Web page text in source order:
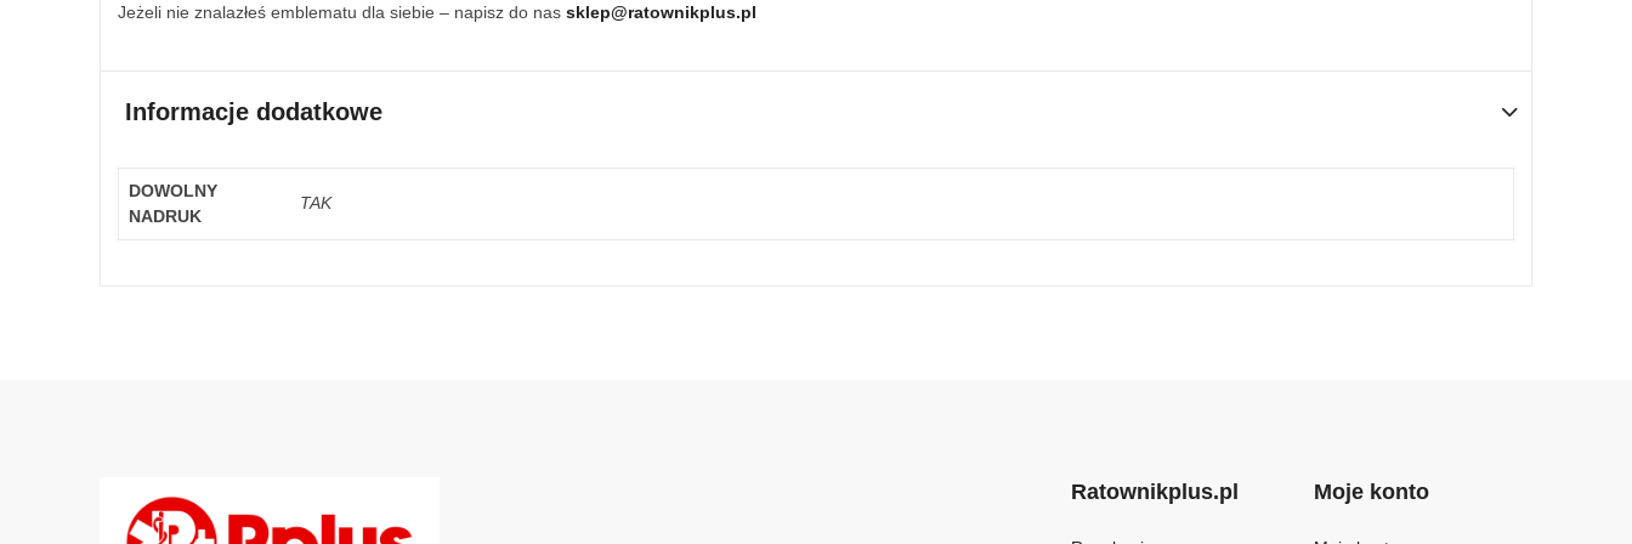
Jeżeli nie znalazłeś emblematu dla siebie – napisz do nas sklep@ratownikplus.pl
Informacje dodatkowe
DOWOLNY
NADRUK
TAK
Ratownikplus.pl Moje konto